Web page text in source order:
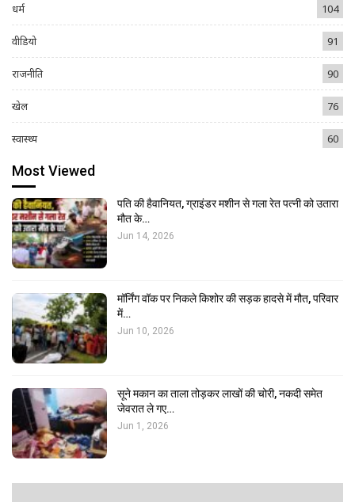
धर्म 104
वीडियो 91
राजनीति 90
खेल 76
स्वास्थ्य 60
Most Viewed
पति की हैवानियत, ग्राइंडर मशीन से गला रेत पत्नी को उतारा
मौत के…
Jun 14, 2026
मॉर्निंग वॉक पर निकले किशोर की सड़क हादसे में मौत, परिवार
में…
Jun 10, 2026
सूने मकान का ताला तोड़कर लाखों की चोरी, नकदी समेत
जेवरात ले गए…
Jun 1, 2026